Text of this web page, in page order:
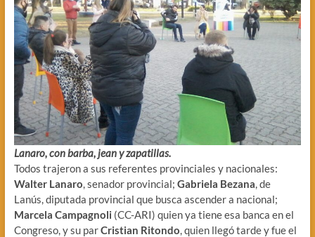
Lanaro, con barba, jean y zapatillas.
Todos trajeron a sus referentes provinciales y nacionales:
Walter Lanaro, senador provincial; Gabriela Bezana, de
Lanús, diputada provincial que busca ascender a nacional;
Marcela Campagnoli (CC-ARI) quien ya tiene esa banca en el
Congreso, y su parCristian Ritondo, quien llegó tarde y fue el